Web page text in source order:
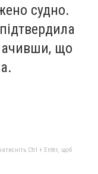
судно.
що
Ctrl + Enter, щоб